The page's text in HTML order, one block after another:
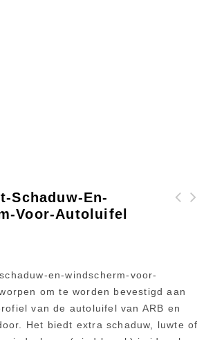
Schaduw-En-
Voor-Autoluifel
en-windscherm-voor-
om te worden bevestigd aan
van de autoluifel van ARB en
Het biedt extra schaduw, luwte of